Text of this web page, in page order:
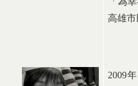
高雄市
2009年